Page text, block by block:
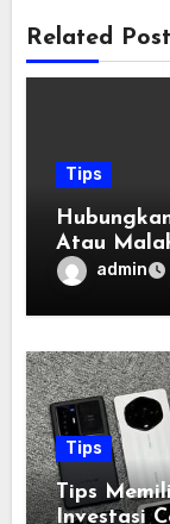
Related Post
Tips
Atau
admin
Tips
Tips
Investasi